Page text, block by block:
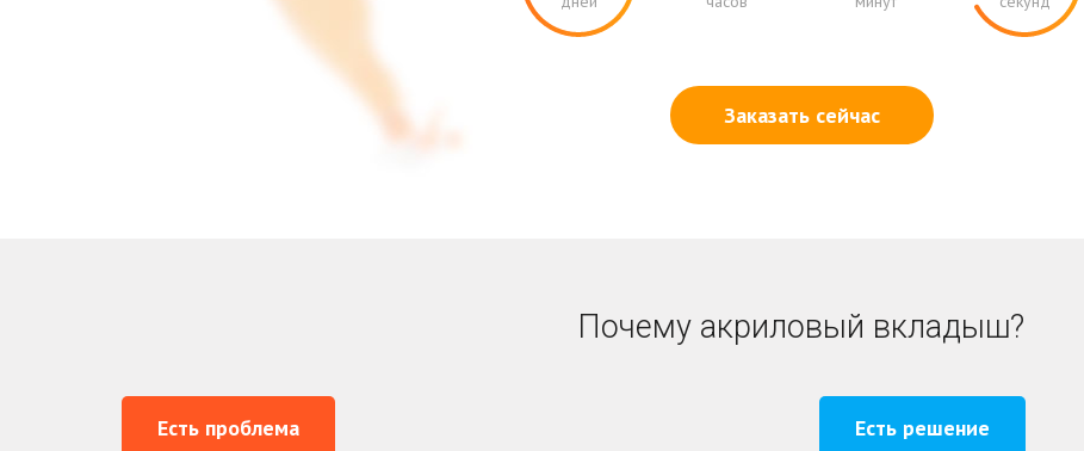
Заказать сейчас
Почему акриловый вкладыш?
Есть проблема Есть решение